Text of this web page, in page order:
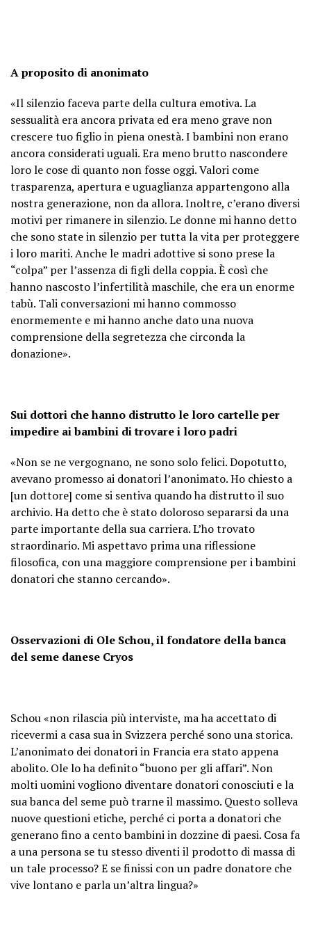
A proposito di anonimato
«Il silenzio faceva parte della cultura emotiva. La
sessualità era ancora privata ed era meno grave non
crescere tuo figlio in piena onestà. I bambini non erano
ancora considerati uguali. Era meno brutto nascondere
loro le cose di quanto non fosse oggi. Valori come
trasparenza, apertura e uguaglianza appartengono alla
nostra generazione, non da allora. Inoltre, c’erano diversi
motivi per rimanere in silenzio. Le donne mi hanno detto
che sono state in silenzio per tutta la vita per proteggere
i loro mariti. Anche le madri adottive si sono prese la
“colpa” per l’assenza di figli della coppia. È così che
hanno nascosto l’infertilità maschile, che era un enorme
tabù. Tali conversazioni mi hanno commosso
enormemente e mi hanno anche dato una nuova
comprensione della segretezza che circonda la
donazione».
Sui dottori che hanno distrutto le loro cartelle per
impedire ai bambini di trovare i loro padri
«Non se ne vergognano, ne sono solo felici. Dopotutto,
avevano promesso ai donatori l’anonimato. Ho chiesto a
[un dottore] come si sentiva quando ha distrutto il suo
archivio. Ha detto che è stato doloroso separarsi da una
parte importante della sua carriera. L’ho trovato
straordinario. Mi aspettavo prima una riflessione
filosofica, con una maggiore comprensione per i bambini
donatori che stanno cercando».
Osservazioni di Ole Schou, il fondatore della banca
del seme danese Cryos
Schou «non rilascia più interviste, ma ha accettato di
ricevermi a casa sua in Svizzera perché sono una storica.
L’anonimato dei donatori in Francia era stato appena
abolito. Ole lo ha definito “buono per gli affari”. Non
molti uomini vogliono diventare donatori conosciuti e la
sua banca del seme può trarne il massimo. Questo solleva
nuove questioni etiche, perché ci porta a donatori che
generano fino a cento bambini in dozzine di paesi. Cosa fa
a una persona se tu stesso diventi il ​​​​prodotto di massa di
un tale processo? E se finissi con un padre donatore che
vive lontano e parla un’altra lingua?»